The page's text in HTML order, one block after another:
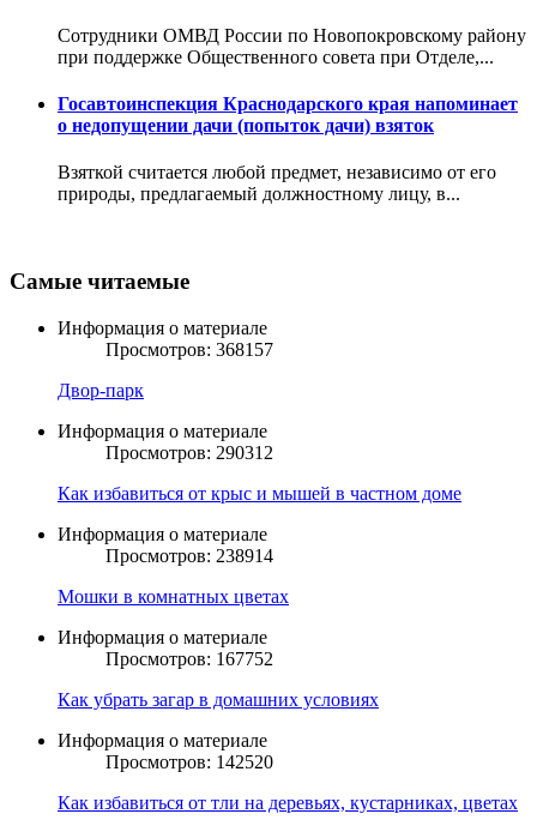
Сотрудники ОМВД России по Новопокровскому району
при поддержке Общественного совета при Отделе,...
Госавтоинспекция Краснодарского края напоминает
о недопущении дачи (попыток дачи) взяток
Взяткой считается любой предмет, независимо от его
природы, предлагаемый должностному лицу, в...
Самые читаемые
Информация о материале
Просмотров: 368157
Двор-парк
Информация о материале
Просмотров: 290312
Как избавиться от крыс и мышей в частном доме
Информация о материале
Просмотров: 238914
Мошки в комнатных цветах
Информация о материале
Просмотров: 167752
Как убрать загар в домашних условиях
Информация о материале
Просмотров: 142520
Как избавиться от тли на деревьях, кустарниках, цветах